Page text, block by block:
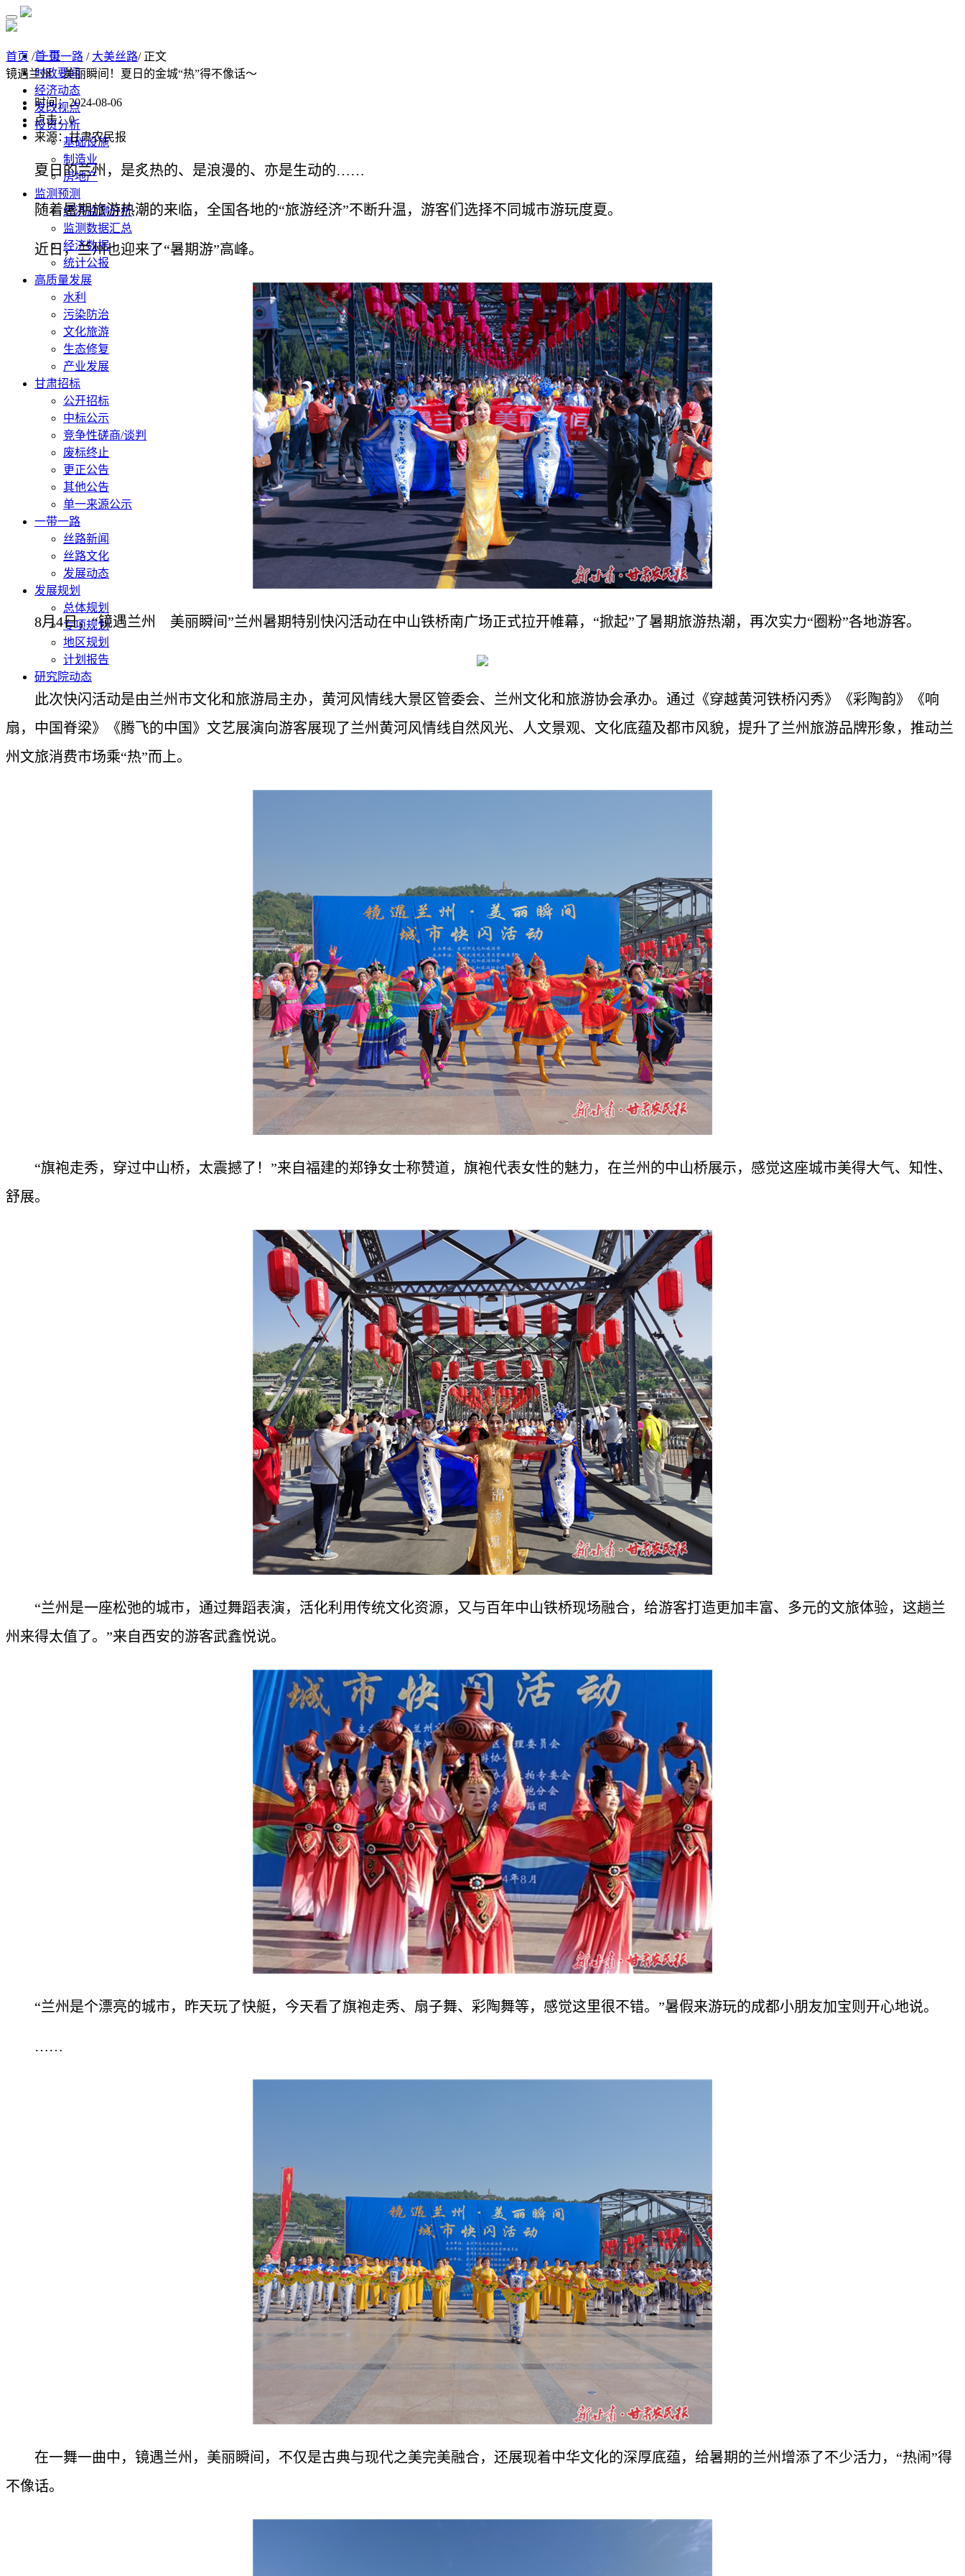
首 页
时政要闻
经济动态
发改视点
投资分析
基础设施
制造业
房地产
监测预测
经济监测分析
监测数据汇总
经济数据
统计公报
高质量发展
水利
污染防治
文化旅游
生态修复
产业发展
甘肃招标
公开招标
中标公示
竞争性磋商/谈判
废标终止
更正公告
其他公告
单一来源公示
一带一路
丝路新闻
丝路文化
发展动态
发展规划
总体规划
专项规划
地区规划
计划报告
研究院动态
首页 /一带一路 / 大美丝路/ 正文
镜遇兰州 美丽瞬间！夏日的金城“热”得不像话～
时间：2024-08-06
点击：0
来源：甘肃农民报
夏日的兰州，是炙热的、是浪漫的、亦是生动的……
随着暑期旅游热潮的来临，全国各地的“旅游经济”不断升温，游客们选择不同城市游玩度夏。
近日，兰州也迎来了“暑期游”高峰。
8月4日，“镜遇兰州 美丽瞬间”兰州暑期特别快闪活动在中山铁桥南广场正式拉开帷幕，“掀起”了暑期旅游热潮，再次实力“圈粉”各地游客。
此次快闪活动是由兰州市文化和旅游局主办，黄河风情线大景区管委会、兰州文化和旅游协会承办。通过《穿越黄河铁桥闪秀》《彩陶韵》《响
扇，中国脊梁》《腾飞的中国》文艺展演向游客展现了兰州黄河风情线自然风光、人文景观、文化底蕴及都市风貌，提升了兰州旅游品牌形象，推动兰
州文旅消费市场乘“热”而上。
“旗袍走秀，穿过中山桥，太震撼了！”来自福建的郑铮女士称赞道，旗袍代表女性的魅力，在兰州的中山桥展示，感觉这座城市美得大气、知性、
舒展。
“兰州是一座松弛的城市，通过舞蹈表演，活化利用传统文化资源，又与百年中山铁桥现场融合，给游客打造更加丰富、多元的文旅体验，这趟兰
州来得太值了。”来自西安的游客武鑫悦说。
“兰州是个漂亮的城市，昨天玩了快艇，今天看了旗袍走秀、扇子舞、彩陶舞等，感觉这里很不错。”暑假来游玩的成都小朋友加宝则开心地说。
……
在一舞一曲中，镜遇兰州，美丽瞬间，不仅是古典与现代之美完美融合，还展现着中华文化的深厚底蕴，给暑期的兰州增添了不少活力，“热闹”得
不像话。